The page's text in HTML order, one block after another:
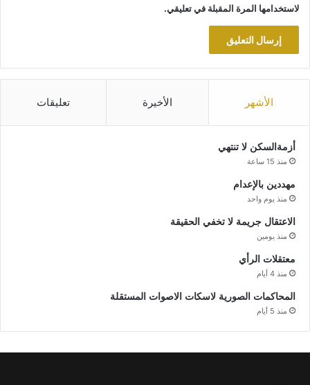
لاستخدامها المرة المقبلة في تعليقي.
الأشهر الأخيرة تعليقات
أزمةالسكن لا تنتهي
منذ 15 ساعة
مهددين بالإعدام
منذ يوم واحد
الاعتقال جريمة لا تخفي الحقيقة
منذ يومين
معتقلات الرأي
منذ 4 أيام
المحاكمات الصورية لاسكات الاصوات المستقلة
منذ 5 أيام